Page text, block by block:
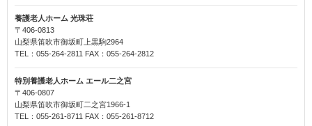
養護老人ホーム 光珠荘
〒406-0813
山梨県笛吹市御坂町上黒駒2964
TEL：055-264-2811 FAX：055-264-2812
特別養護老人ホーム エール二之宮
〒406-0807
山梨県笛吹市御坂町二之宮1966-1
TEL：055-261-8711 FAX：055-261-8712